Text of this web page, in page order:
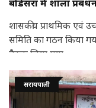
बोडेसरा में शाला
शासकीय प्राथमिक एवं
समिति का गठन किया
बैठक लिया गया
सरायपाली